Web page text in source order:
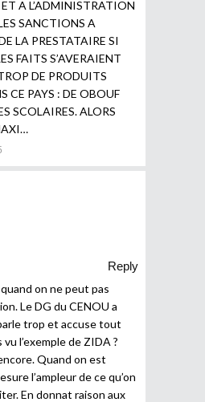
A L’ADMINISTRATION
SANCTIONS A
LA PRESTATAIRE SI
FAITS S’AVERAIENT
DE PRODUITS
CE PAYS : DE OBOUF
SCOLAIRES. ALORS
Reply
on ne peut pas
Le DG du CENOU a
trop et accuse tout
l’exemple de ZIDA ?
Quand on est
l’ampleur de ce qu’on
En donnat raison aux